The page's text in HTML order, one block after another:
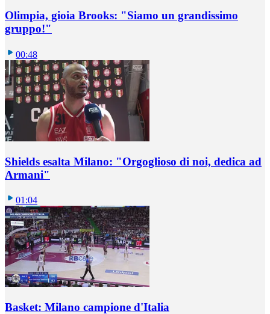
Olimpia, gioia Brooks: "Siamo un grandissimo
gruppo!"
00:48
Shields esalta Milano: "Orgoglioso di noi, dedica ad
Armani"
01:04
Basket: Milano campione d'Italia